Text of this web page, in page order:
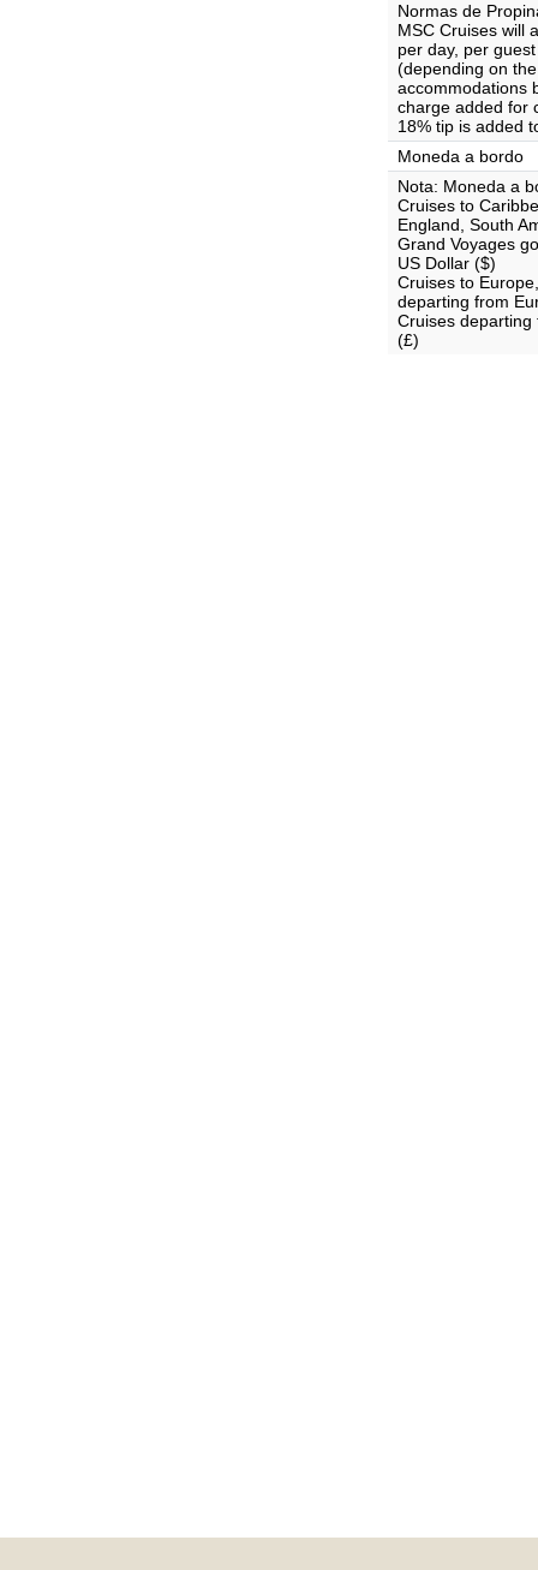
Normas de
MSC Cruises will
per day, per
(depending on
accommodations
charge added for
18% tip is added
Moneda a bordo
Nota: Moneda a
Cruises to
England, South
Grand Voyages
US Dollar ($)
Cruises to
departing from
Cruises departing
(£)